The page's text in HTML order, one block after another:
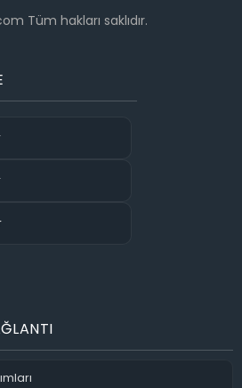
Tüm hakları saklıdır.